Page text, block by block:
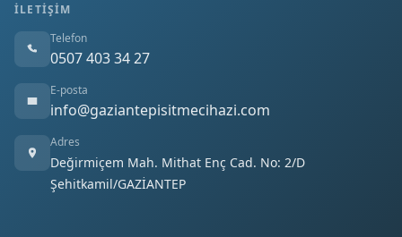
İLETIŞIM
Telefon
0507 403 34 27
E-posta
info@gaziantepisitmecihazi.com
Adres
Değirmiçem Mah. Mithat Enç Cad. No: 2/D
Şehitkamil/GAZİANTEP